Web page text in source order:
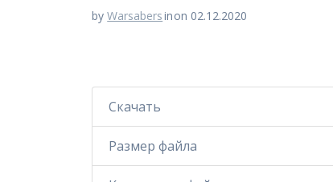
byWarsabersinon 02.12.2020
Скачать
Размер файла